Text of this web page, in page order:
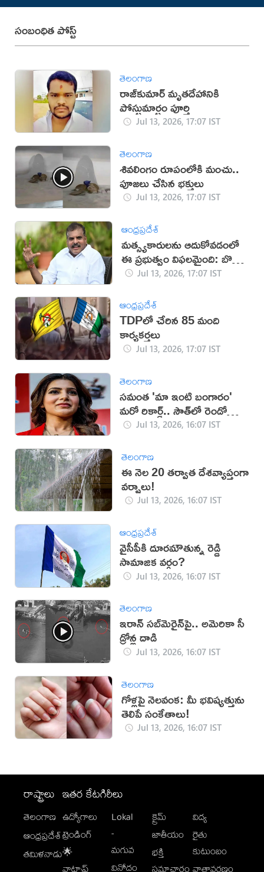
సంబంధిత పోస్ట్
తెలంగాణ
రాజ్‌కుమార్‌ మృతదేహానికి
పోస్టుమార్టం పూర్తి
Jul 13, 2026, 17:07 IST
తెలంగాణ
శివలింగం రూపంలోకి మంచు..
పూజలు చేసిన భక్తులు
Jul 13, 2026, 17:07 IST
ఆంధ్రప్రదేశ్
మత్స్యకారులను ఆదుకోవడంలో
ఈ ప్రభుత్వం విఫలమైంది: బొత్స
సత్యనారాయణ
Jul 13, 2026, 17:07 IST
ఆంధ్రప్రదేశ్
TDPలో చేరిన 85 మంది
కార్యకర్తలు
Jul 13, 2026, 17:07 IST
తెలంగాణ
సమంత 'మా ఇంటి బంగారం'
మరో రికార్డ్.. సౌత్‌లో రెండో
స్థానం!Jul 13, 2026, 16:07 IST
తెలంగాణ
ఈ నెల 20 తర్వాత దేశవ్యాప్తంగా
వర్షాలు!
Jul 13, 2026, 16:07 IST
ఆంధ్రప్రదేశ్
వైసీపీకి దూరమౌతున్న రెడ్డి
సామాజిక వర్గం?
Jul 13, 2026, 16:07 IST
తెలంగాణ
ఇరాన్‌ సబ్‌మెరైన్‌పై.. అమెరికా సీ
డ్రోన్ల దాడి
Jul 13, 2026, 16:07 IST
తెలంగాణ
గోళ్లపై నెలవంక: మీ భవిష్యత్తును
తెలిపే సంకేతాలు!
Jul 13, 2026, 16:07 IST
రాష్ట్రాలు
తెలంగాణ
ఆంధ్రప్రదేశ్
తమిళనాడు
ఇతర కేటగిరీలు
ఉద్యోగాలు
ట్రెండింగ్
🌟
Lokal
-
మగువ
వినోదం
క్రైమ్
జాతీయం
భక్తి
విద్య
రైతు
కుటుంబం